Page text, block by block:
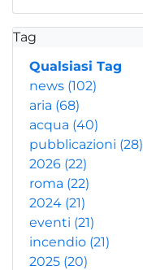
Tag
Qualsiasi Tag
news (102)
aria (68)
acqua (40)
pubblicazioni (28)
2026 (22)
roma (22)
2024 (21)
eventi (21)
incendio (21)
2025 (20)